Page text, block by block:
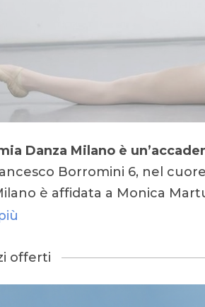
Danza Milano è un’
Borromini 6, nel
è affidata a Monica
offerti